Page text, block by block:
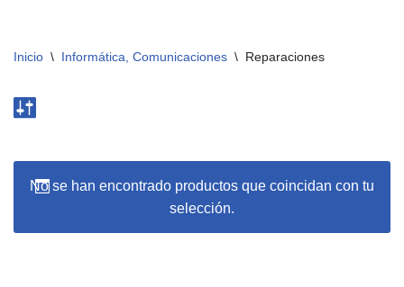
Inicio \ Informática, Comunicaciones \ Reparaciones
No se han encontrado productos que coincidan con tu
selección.